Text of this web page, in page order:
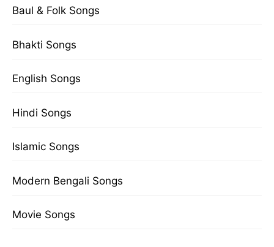
Baul & Folk Songs
Bhakti Songs
English Songs
Hindi Songs
Islamic Songs
Modern Bengali Songs
Movie Songs